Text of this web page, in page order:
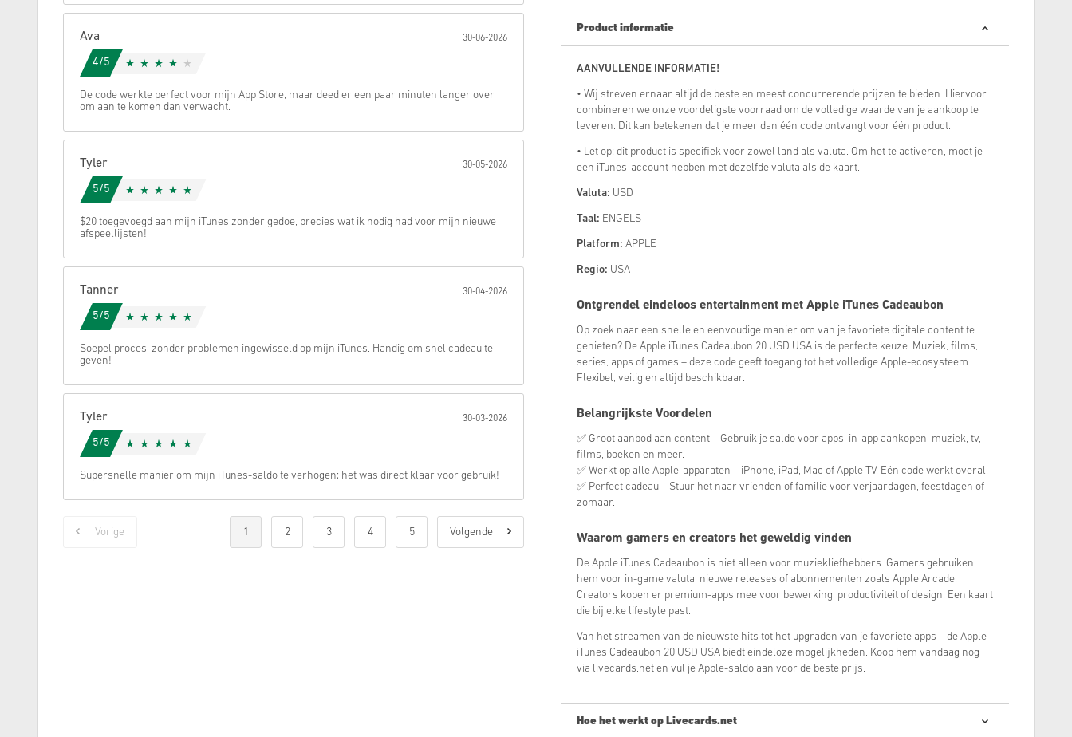
Annuleren
Ava 30-06-2026
4/5
De code werkte perfect voor mijn App Store, maar deed er een paar minuten langer over
om aan te komen dan verwacht.
Tyler 30-05-2026
5/5
$20 toegevoegd aan mijn iTunes zonder gedoe, precies wat ik nodig had voor mijn nieuwe
afspeellijsten!
Tanner 30-04-2026
5/5
Soepel proces, zonder problemen ingewisseld op mijn iTunes. Handig om snel cadeau te
geven!
Tyler 30-03-2026
5/5
Supersnelle manier om mijn iTunes-saldo te verhogen; het was direct klaar voor gebruik!
Vorige 1 2 3 4 5 Volgende
Product informatie
AANVULLENDE INFORMATIE!
• Wij streven ernaar altijd de beste en meest concurrerende prijzen te bieden. Hiervoor
combineren we onze voordeligste voorraad om de volledige waarde van je aankoop te
leveren. Dit kan betekenen dat je meer dan één code ontvangt voor één product.
• Let op: dit product is specifiek voor zowel land als valuta. Om het te activeren, moet je
een iTunes-account hebben met dezelfde valuta als de kaart.
Valuta: USD
Taal: ENGELS
Platform: APPLE
Regio: USA
Ontgrendel eindeloos entertainment met Apple iTunes Cadeaubon
Op zoek naar een snelle en eenvoudige manier om van je favoriete digitale content te
genieten? De Apple iTunes Cadeaubon 20 USD USA is de perfecte keuze. Muziek, films,
series, apps of games – deze code geeft toegang tot het volledige Apple-ecosysteem.
Flexibel, veilig en altijd beschikbaar.
Belangrijkste Voordelen
✅ Groot aanbod aan content – Gebruik je saldo voor apps, in-app aankopen, muziek, tv,
films, boeken en meer.
✅ Werkt op alle Apple-apparaten – iPhone, iPad, Mac of Apple TV. Eén code werkt overal.
✅ Perfect cadeau – Stuur het naar vrienden of familie voor verjaardagen, feestdagen of
zomaar.
Waarom gamers en creators het geweldig vinden
De Apple iTunes Cadeaubon is niet alleen voor muziekliefhebbers. Gamers gebruiken
hem voor in-game valuta, nieuwe releases of abonnementen zoals Apple Arcade.
Creators kopen er premium-apps mee voor bewerking, productiviteit of design. Een kaart
die bij elke lifestyle past.
Van het streamen van de nieuwste hits tot het upgraden van je favoriete apps – de Apple
iTunes Cadeaubon 20 USD USA biedt eindeloze mogelijkheden. Koop hem vandaag nog
via livecards.net en vul je Apple-saldo aan voor de beste prijs.
Hoe het werkt op Livecards.net